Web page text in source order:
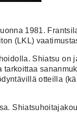
1981.
(LKL)
Shiatsu
otteilla